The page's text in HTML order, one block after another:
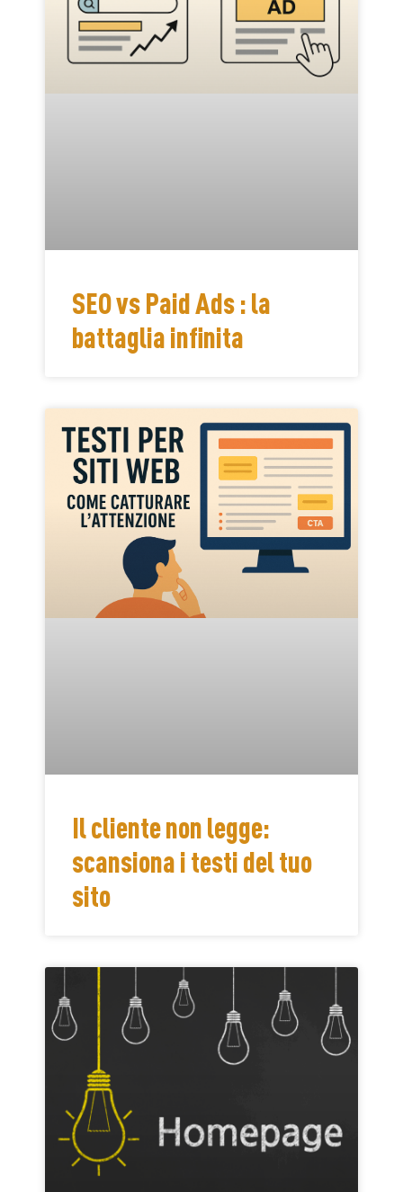
SEO vs Paid Ads : la
battaglia infinita
Il cliente non legge:
scansiona i testi del tuo
sito